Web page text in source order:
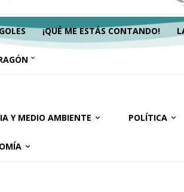
¡QUÉ ME ESTÁS CONTANDO!
Y MEDIO AMBIENTE POLÍTICA